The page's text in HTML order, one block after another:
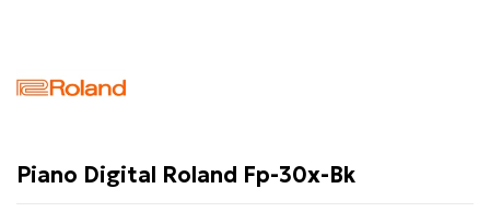
Piano Digital Roland Fp-30x-Bk